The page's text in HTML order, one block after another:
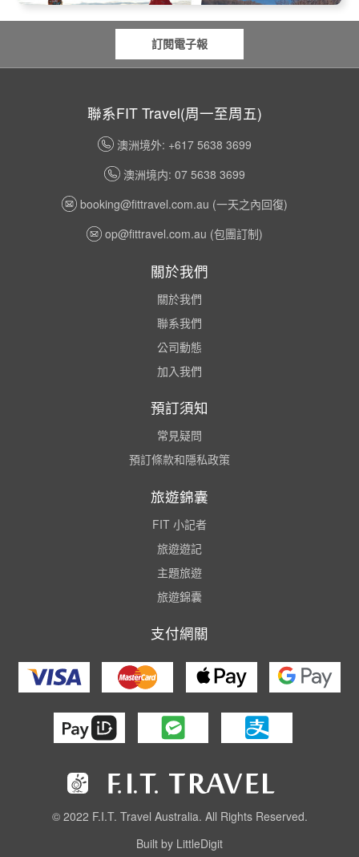
訂閱電子報
聯系FIT Travel(周一至周五)
澳洲境外: +617 5638 3699
澳洲境内: 07 5638 3699
booking@fittravel.com.au (一天之內回復)
op@fittravel.com.au (包團訂制)
關於我們
關於我們
聯系我們
公司動態
加入我們
預訂須知
常見疑問
預訂條款和隱私政策
旅遊錦囊
FIT 小記者
旅遊遊記
主題旅遊
旅遊錦囊
支付網關
© 2022 F.I.T. Travel Australia. All Rights Reserved.
Built by LittleDigit